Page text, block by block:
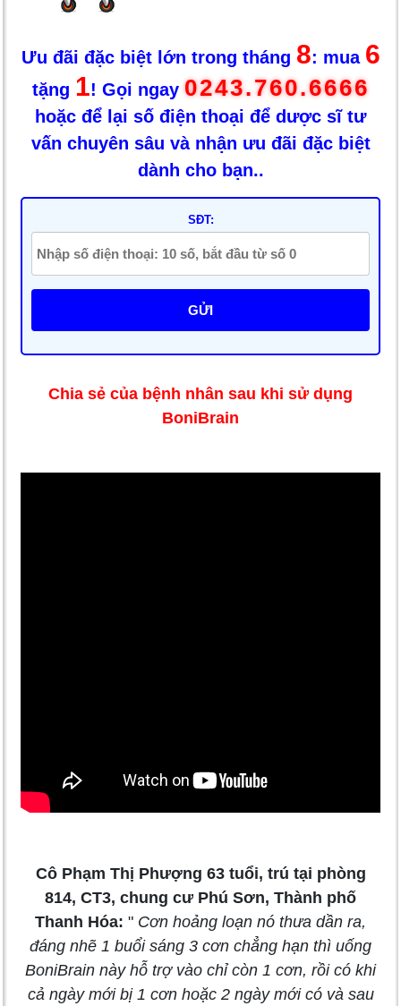
Ưu đãi đặc biệt lớn trong tháng 8: mua 6
tặng 1! Gọi ngay 0243.760.6666
hoặc để lại số điện thoại để dược sĩ tư
vấn chuyên sâu và nhận ưu đãi đặc biệt
dành cho bạn..
SĐT:
GỬI
Chia sẻ của bệnh nhân sau khi sử dụng
BoniBrain
Cô Phạm Thị Phượng 63 tuổi, trú tại phòng
814, CT3, chung cư Phú Sơn, Thành phố
Thanh Hóa: " Cơn hoảng loạn nó thưa dần ra,
đáng nhẽ 1 buổi sáng 3 cơn chẳng hạn thì uống
BoniBrain này hỗ trợ vào chỉ còn 1 cơn, rồi có khi
cả ngày mới bị 1 cơn hoặc 2 ngày mới có và sau